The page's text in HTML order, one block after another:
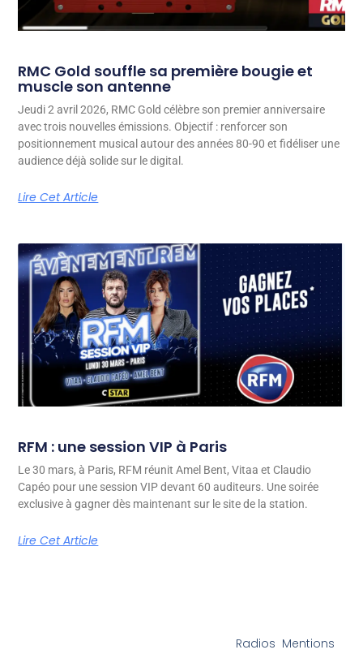
RMC Gold souffle sa première bougie et
muscle son antenne
Jeudi 2 avril 2026, RMC Gold célèbre son premier anniversaire
avec trois nouvelles émissions. Objectif : renforcer son
positionnement musical autour des années 80-90 et fidéliser une
audience déjà solide sur le digital.
Lire Cet Article
RFM : une session VIP à Paris
Le 30 mars, à Paris, RFM réunit Amel Bent, Vitaa et Claudio
Capéo pour une session VIP devant 60 auditeurs. Une soirée
exclusive à gagner dès maintenant sur le site de la station.
Lire Cet Article
Radios Mentions